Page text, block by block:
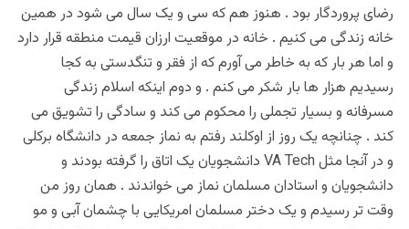
رضای پروردگار بود . هنوز هم که سی و یک سال می شود در همین
خانه زندگی می کنیم . خانه در موقعیت ارزان قیمت منطقه قرار دارد
و اما هر بار که به خاطر می آورم که از فقر و تنگدستی به کجا
رسیدیم هزار ها بار شکر می کنم . و دوم اینکه اسلام زندگی
مسرفانه و بسیار تجملی را محکوم می کند و سادگی را تشویق می
کند . چنانچه یک روز از اوکلند رفتم به نماز جمعه در دانشگاه برکلی
و در آنجا مثل VA Tech دانشجویان یک اتاق را گرفته بودند و
دانشجویان و استادان مسلمان نماز می خواندند . همان روز من
وقت تر رسیدم و یک دختر مسلمان امریکایی با چشمان آبی و مو